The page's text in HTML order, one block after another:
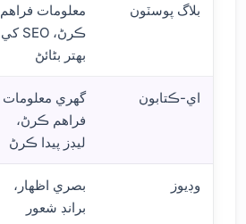
بلاگ پوسٽون
معلومات فراهم
ڪرڻ، SEO کي
بهتر بڻائڻ
اي-ڪتابون
گهري معلومات
فراهم ڪرڻ،
ليڊز پيدا ڪرڻ
وڊيوز
بصري اظهار،
برانڊ شعور